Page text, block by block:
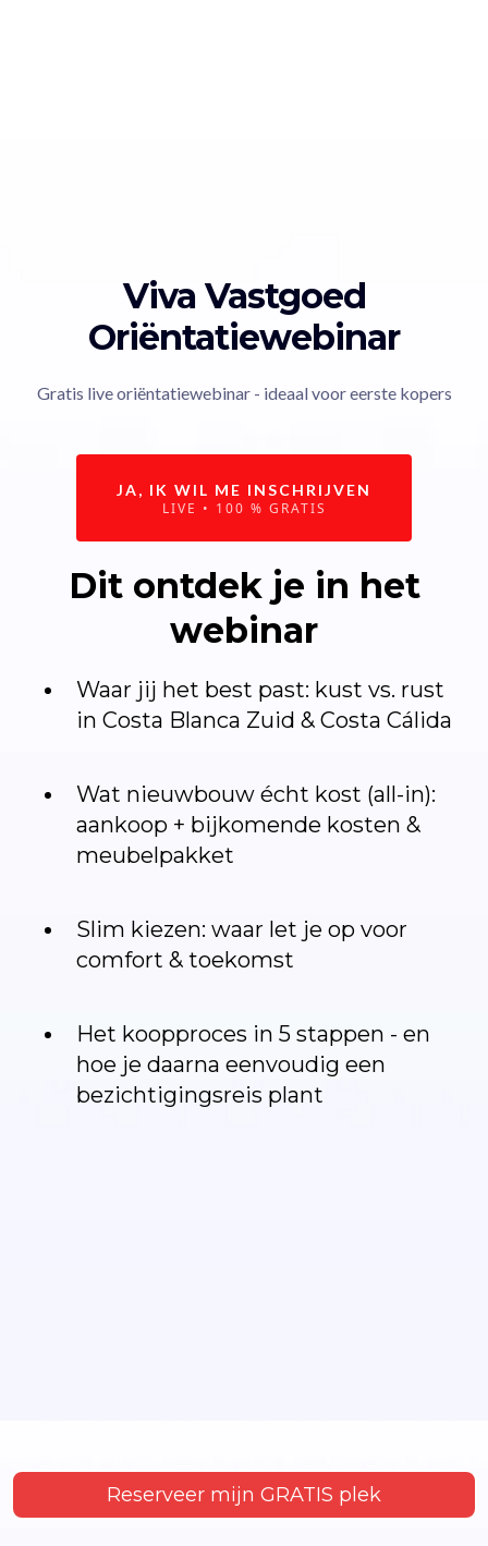
Viva Vastgoed
Oriëntatiewebinar
Gratis live oriëntatiewebinar - ideaal voor eerste kopers
JA, IK WIL ME INSCHRIJVEN
LIVE • 100 % GRATIS
Dit ontdek je in het
webinar
Waar jij het best past: kust vs. rust
in Costa Blanca Zuid & Costa Cálida
Wat nieuwbouw écht kost (all-in):
aankoop + bijkomende kosten &
meubelpakket
Slim kiezen: waar let je op voor
comfort & toekomst
Het koopproces in 5 stappen - en
hoe je daarna eenvoudig een
bezichtigingsreis plant
Reserveer mijn GRATIS plek